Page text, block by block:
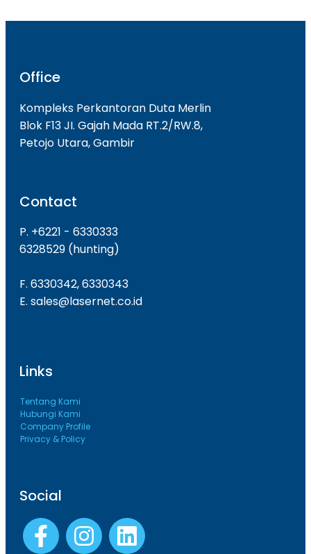
Office
Kompleks Perkantoran Duta Merlin
Blok F13 JI. Gajah Mada RT.2/RW.8,
Petojo Utara, Gambir
Contact
P. +6221 - 6330333
6328529 (hunting)
F. 6330342, 6330343
E. sales@lasernet.co.id
Links
Tentang Kami
Hubungi Kami
Company Profile
Privacy & Policy
Social